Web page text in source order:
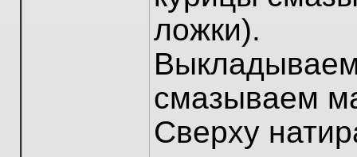
ложки).
смазываем
Сверху